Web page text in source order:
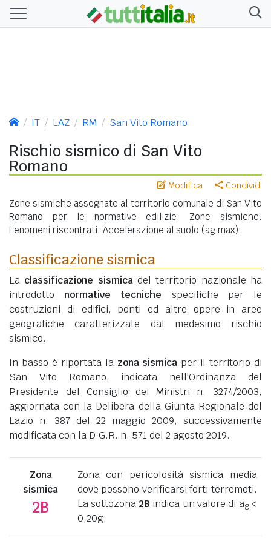
IT LAZ RM San Vito Romano
Rischio sismico di San Vito
Romano
Modifica Condividi
Zone sismiche assegnate al territorio comunale di San Vito
Romano per le normative edilizie. Zone sismiche.
Fenomeni riscontrati. Accelerazione al suolo (ag max).
Classificazione sismica
La classificazione sismicadel territorio nazionale ha
introdotto normative tecniche specifiche per le
costruzioni di edifici, ponti ed altre opere in aree
geografiche caratterizzate dal medesimo rischio
sismico.
In basso è riportata la zona sismica per il territorio di
San Vito Romano, indicata nell'Ordinanza del
Presidente del Consiglio dei Ministri n. 3274/2003,
aggiornata con la Delibera della Giunta Regionale del
Lazio n. 387 del 22 maggio 2009, successivamente
modificata con la D.G.R. n. 571 del 2 agosto 2019.
Zona
sismica
2B
Zona con pericolosità sismica media
dove possono verificarsi forti terremoti.
La sottozona 2B indica un valore di ag<
0,20g.